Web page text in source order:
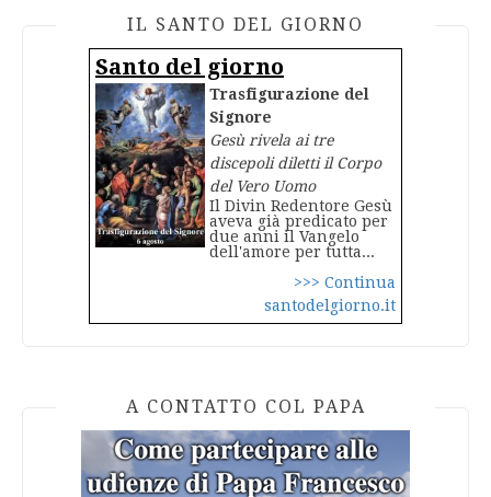
IL SANTO DEL GIORNO
Santo del giorno
Trasfigurazione del
Signore
Gesù rivela ai tre
discepoli diletti il Corpo
del Vero Uomo
Il Divin Redentore Gesù
aveva già predicato per
due anni il Vangelo
dell'amore per tutta...
>>> Continua
santodelgiorno.it
A CONTATTO COL PAPA